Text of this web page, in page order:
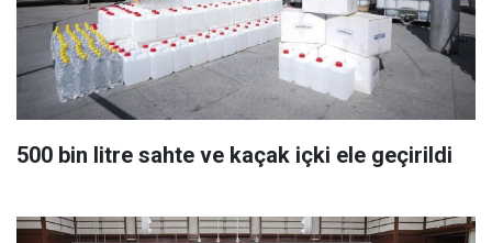
500 bin litre sahte ve kaçak içki ele geçirildi